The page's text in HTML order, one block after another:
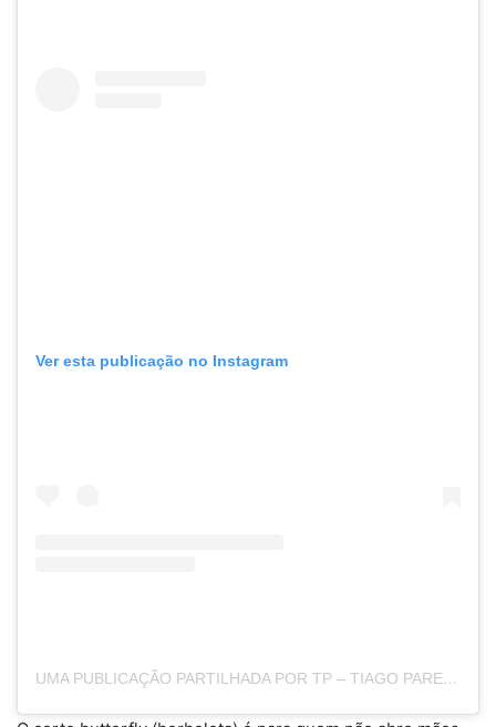
Ver esta publicação no Instagram
UMA PUBLICAÇÃO PARTILHADA POR TP – TIAGO PARENTE (@TIPARENTE)